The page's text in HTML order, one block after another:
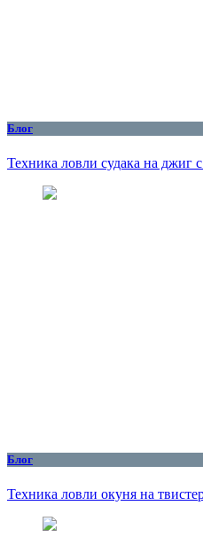
Блог
Техника ловли судака на джиг с
Блог
Техника ловли окуня на